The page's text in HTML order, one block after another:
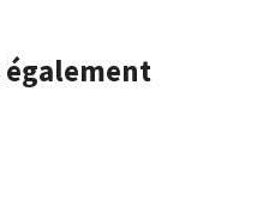
également